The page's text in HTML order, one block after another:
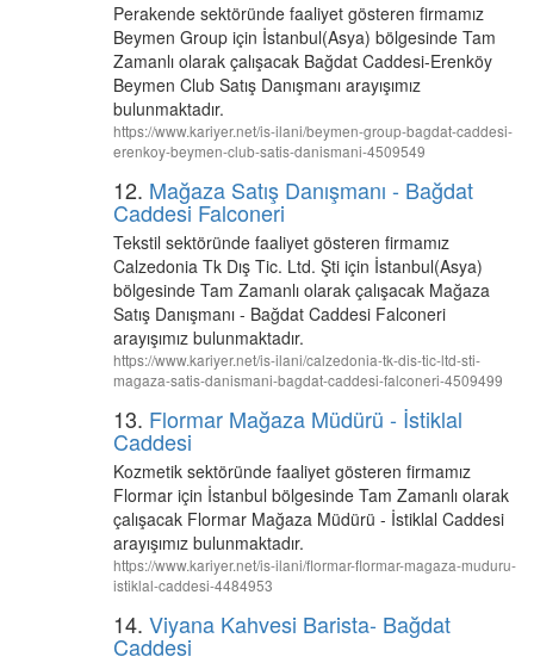
Perakende sektöründe faaliyet gösteren firmamız
Beymen Group için İstanbul(Asya) bölgesinde Tam
Zamanlı olarak çalışacak Bağdat Caddesi-Erenköy
Beymen Club Satış Danışmanı arayışımız
bulunmaktadır.
https://www.kariyer.net/is-ilani/beymen-group-bagdat-caddesi-
erenkoy-beymen-club-satis-danismani-4509549
12. Mağaza Satış Danışmanı - Bağdat
Caddesi Falconeri
Tekstil sektöründe faaliyet gösteren firmamız
Calzedonia Tk Dış Tic. Ltd. Şti için İstanbul(Asya)
bölgesinde Tam Zamanlı olarak çalışacak Mağaza
Satış Danışmanı - Bağdat Caddesi Falconeri
arayışımız bulunmaktadır.
https://www.kariyer.net/is-ilani/calzedonia-tk-dis-tic-ltd-sti-
magaza-satis-danismani-bagdat-caddesi-falconeri-4509499
13. Flormar Mağaza Müdürü - İstiklal
Caddesi
Kozmetik sektöründe faaliyet gösteren firmamız
Flormar için İstanbul bölgesinde Tam Zamanlı olarak
çalışacak Flormar Mağaza Müdürü - İstiklal Caddesi
arayışımız bulunmaktadır.
https://www.kariyer.net/is-ilani/flormar-flormar-magaza-muduru-
istiklal-caddesi-4484953
14. Viyana Kahvesi Barista- Bağdat
Caddesi